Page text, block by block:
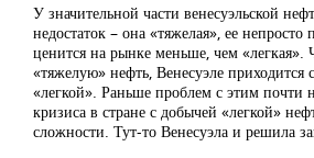
У значительной части венесуэльской
недостаток – она «тяжелая», ее непросто
ценится на рынке меньше, чем «легкая».
«тяжелую» нефть, Венесуэле приходится
«легкой». Раньше проблем с этим почти
кризиса в стране с добычей «легкой»
сложности. Тут-то Венесуэла и решила